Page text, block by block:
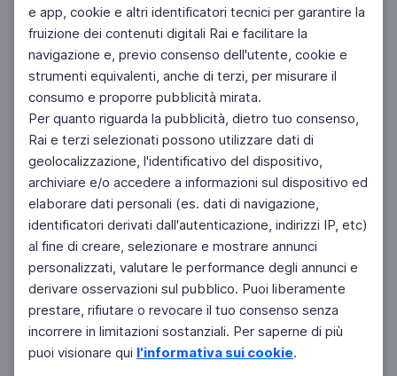
e app, cookie e altri identificatori tecnici per garantire la
fruizione dei contenuti digitali Rai e facilitare la
navigazione e, previo consenso dell'utente, cookie e
strumenti equivalenti, anche di terzi, per misurare il
consumo e proporre pubblicità mirata.
Per quanto riguarda la pubblicità, dietro tuo consenso,
Rai e terzi selezionati possono utilizzare dati di
geolocalizzazione, l'identificativo del dispositivo,
archiviare e/o accedere a informazioni sul dispositivo ed
elaborare dati personali (es. dati di navigazione,
identificatori derivati dall'autenticazione, indirizzi IP, etc)
al fine di creare, selezionare e mostrare annunci
personalizzati, valutare le performance degli annunci e
derivare osservazioni sul pubblico. Puoi liberamente
prestare, rifiutare o revocare il tuo consenso senza
incorrere in limitazioni sostanziali. Per saperne di più
puoi visionare qui l'informativa sui cookie.